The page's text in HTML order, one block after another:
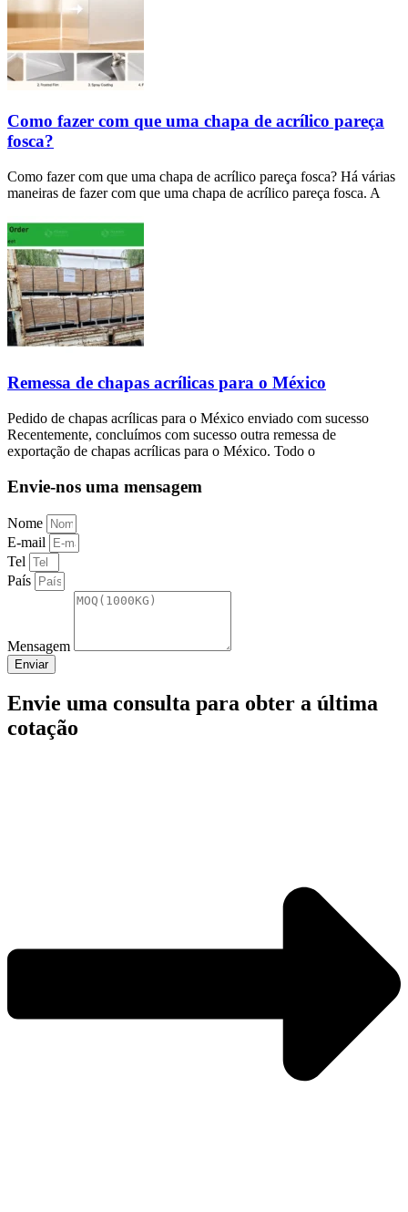
Como fazer com que uma chapa de acrílico pareça
fosca?
Como fazer com que uma chapa de acrílico pareça fosca? Há várias
maneiras de fazer com que uma chapa de acrílico pareça fosca. A
Remessa de chapas acrílicas para o México
Pedido de chapas acrílicas para o México enviado com sucesso
Recentemente, concluímos com sucesso outra remessa de
exportação de chapas acrílicas para o México. Todo o
Envie-nos uma mensagem
Nome
E-mail
Tel
País
Mensagem
Enviar
Envie uma consulta para obter a última
cotação